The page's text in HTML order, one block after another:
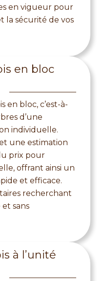
en vigueur pour
la sécurité de vos
en bloc
en bloc, c’est-à-
d’une
individuelle.
une estimation
prix pour
offrant ainsi un
et efficace.
recherchant
sans
à l’unité